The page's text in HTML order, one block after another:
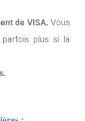
de VISA. Vous
plus si la